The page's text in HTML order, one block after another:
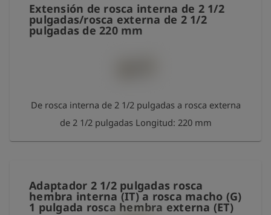
Extensión de rosca interna de 2 1/2
pulgadas/rosca externa de 2 1/2
pulgadas de 220 mm
De rosca interna de 2 1/2 pulgadas a rosca externa
de 2 1/2 pulgadas Longitud: 220 mm
Adaptador 2 1/2 pulgadas rosca
hembra interna (IT) a rosca macho (G)
1 pulgada rosca hembra externa (ET)